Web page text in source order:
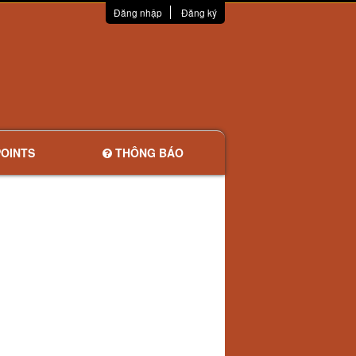
Đăng nhập Đăng ký
THÔNG BÁO